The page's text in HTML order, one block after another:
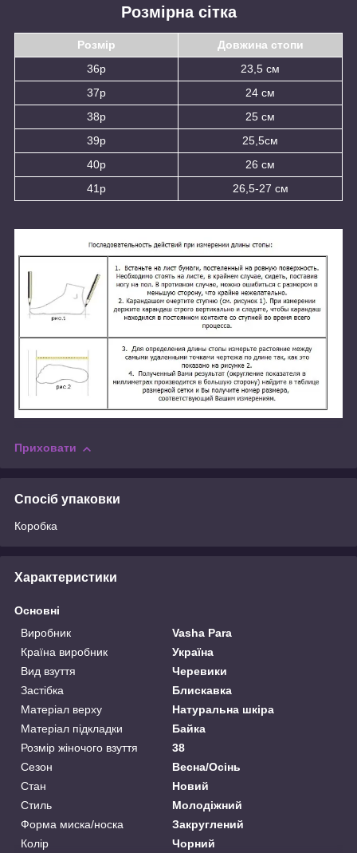
Розмірна сітка
Розмір
Довжина стопи
36р
23,5 см
37р
24 см
38р
25 см
39р
25,5см
40р
26 см
41р
26,5-27 см
Приховати
Спосіб упаковки
Коробка
Характеристики
Основні
Виробник
Vasha Para
Країна виробник
Україна
Вид взуття
Черевики
Застібка
Блискавка
Матеріал верху
Натуральна шкіра
Матеріал підкладки
Байка
Розмір жіночого взуття
38
Сезон
Весна/Осінь
Стан
Новий
Стиль
Молодіжний
Форма миска/носка
Закруглений
Колір
Чорний